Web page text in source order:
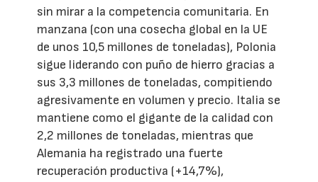
sin mirar a la competencia comunitaria. En
manzana (con una cosecha global en la UE
de unos 10,5 millones de toneladas), Polonia
sigue liderando con puño de hierro gracias a
sus 3,3 millones de toneladas, compitiendo
agresivamente en volumen y precio. Italia se
mantiene como el gigante de la calidad con
2,2 millones de toneladas, mientras que
Alemania ha registrado una fuerte
recuperación productiva (+14,7%),